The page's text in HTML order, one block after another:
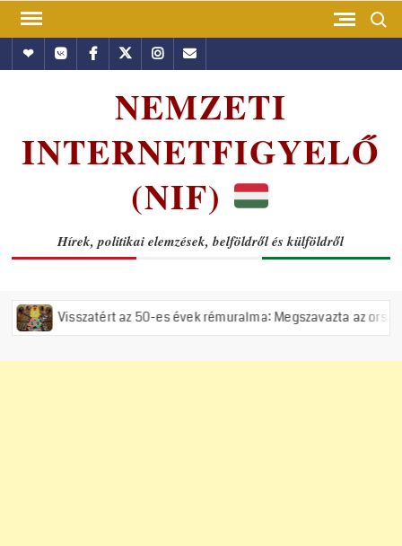
Skip
contentHundubVkontakte
Facebook
TwitterInstagram
Email
NEMZETI
INTERNETFIGYELŐ
(NIF)
Hírek, politikai elemzések, belföldről és külföldről
az 50-es évek rémuralma: Megszavazta az országgyűlés a